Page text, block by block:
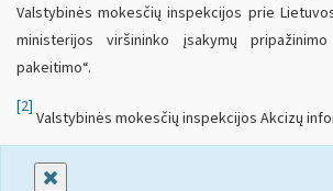
Valstybinės mokesčių inspekcijos prie
ministerijos viršininko įsakymų
pakeitimo“.
[2]
Valstybinės mokesčių inspekcijos Akcizų